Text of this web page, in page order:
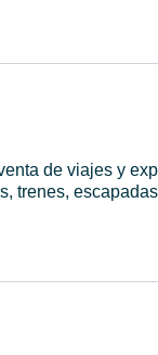
de viajes y
trenes,